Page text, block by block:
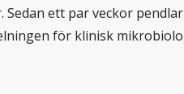
Sedan ett par veckor
för klinisk